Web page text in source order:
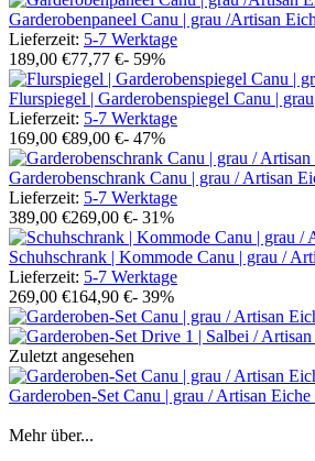
Garderobenpaneel Canu | grau /Artisan
Lieferzeit: 5-7 Werktage
189,00 €77,77 €- 59%
Flurspiegel | Garderobenspiegel Canu | grau
Lieferzeit: 5-7 Werktage
169,00 €89,00 €- 47%
Garderobenschrank Canu | grau / Artisan
Lieferzeit: 5-7 Werktage
389,00 €269,00 €- 31%
Schuhschrank | Kommode Canu | grau /
Lieferzeit: 5-7 Werktage
269,00 €164,90 €- 39%
Zuletzt angesehen
Garderoben-Set Canu | grau / Artisan
Mehr über...